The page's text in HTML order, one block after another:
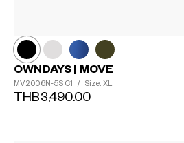
OWNDAYS | MOVE
MV2006N-5S C1 / Size: XL
THB3,490.00